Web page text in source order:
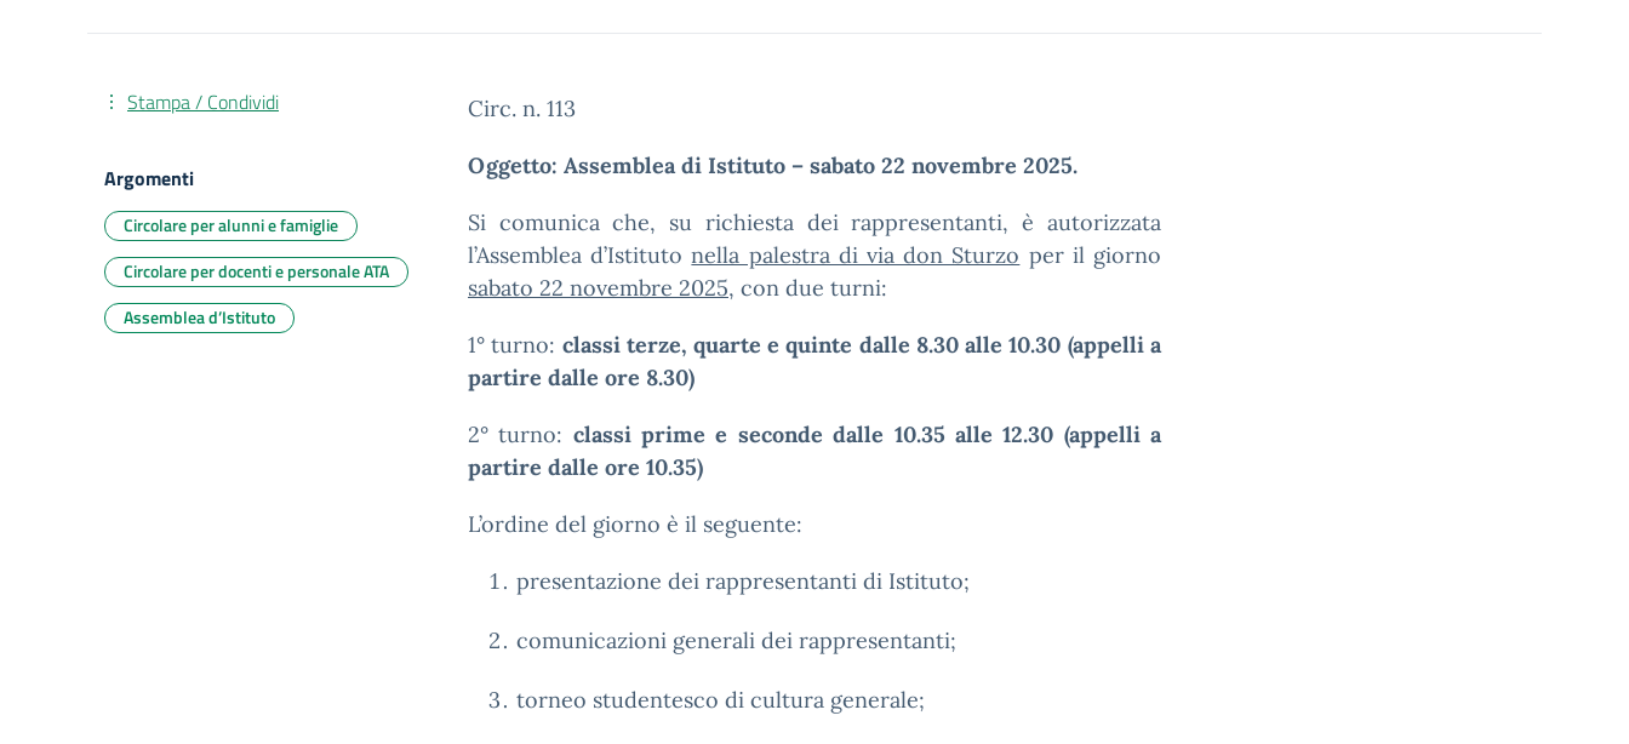
Circ. n. 113
Oggetto: Assemblea di Istituto – sabato 22 novembre 2025.
Si comunica che, su richiesta dei rappresentanti, è autorizzata
l’Assemblea d’Istitutonella palestra di via don Sturzo per il giorno
sabato 22 novembre 2025, con due turni:
1° turno: classi terze, quarte e quinte dalle 8.30 alle 10.30 (appelli a
partire dalle ore 8.30)
2° turno: classi prime e seconde dalle 10.35 alle 12.30 (appelli a
partire dalle ore 10.35)
L’ordine del giorno è il seguente:
presentazione dei rappresentanti di Istituto;
comunicazioni generali dei rappresentanti;
torneo studentesco di cultura generale;
Stampa / Condividi
Argomenti
Circolare per alunni e famiglie
Circolare per docenti e personale ATA
Assemblea d’Istituto